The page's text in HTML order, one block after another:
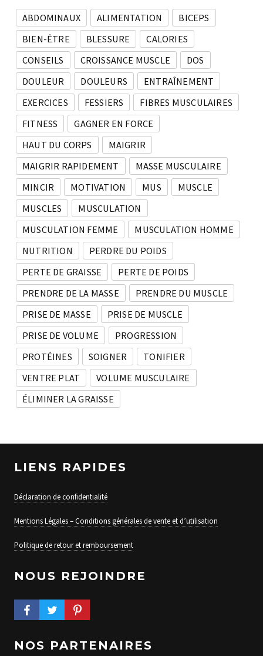
ABDOMINAUX ALIMENTATION
BICEPS
BIEN-ÊTRE
BLESSURE
CALORIES
CONSEILS
CROISSANCE MUSCLE
DOS
DOULEUR
DOULEURS
ENTRAÎNEMENT
EXERCICES
FESSIERS
FIBRES MUSCULAIRES
FITNESS
GAGNER EN FORCE
HAUT DU CORPS
MAIGRIR
MAIGRIR RAPIDEMENT
MASSE MUSCULAIRE
MINCIR
MOTIVATION MUS
MUSCLE
MUSCLES
MUSCULATION
MUSCULATION FEMME
MUSCULATION HOMME
NUTRITION
PERDRE DU POIDS
PERTE DE GRAISSE
PERTE DE POIDS
PRENDRE DE LA MASSE
PRENDRE DU MUSCLE
PRISE DE MASSE
PRISE DE MUSCLE
PRISE DE VOLUME
PROGRESSION
PROTÉINES
SOIGNER
TONIFIER
VENTRE PLAT
VOLUME MUSCULAIRE
ÉLIMINER LA GRAISSE
LIENS RAPIDES
Déclaration de confidentialité
Mentions Légales – Conditions générales de vente et d’utilisation
Politique de retour et remboursement
NOUS REJOINDRE
FACEBOOK PROFILE
TWITTER PROFILEPINTEREST PROFILE
NOS PARTENAIRES